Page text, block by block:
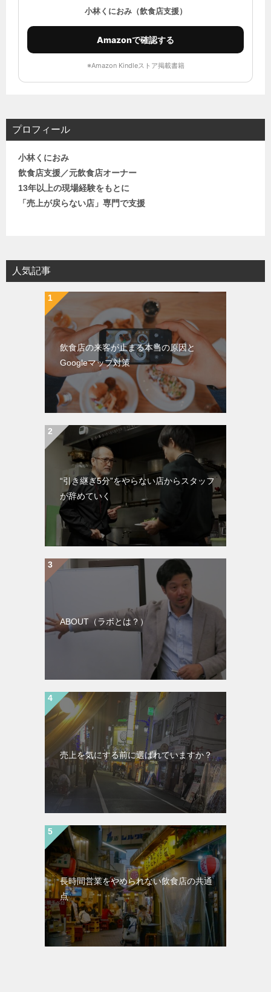
小林くにおみ（飲食店支援）
Amazonで確認する
※Amazon Kindleストア掲載書籍
プロフィール
小林くにおみ
飲食店支援／元飲食店オーナー
13年以上の現場経験をもとに
「売上が戻らない店」専門で支援
人気記事
飲食店の来客が止まる本当の原因と
Googleマップ対策
“引き継ぎ5分”をやらない店からスタッフ
が辞めていく
ABOUT（ラボとは？）
売上を気にする前に選ばれていますか？
長時間営業をやめられない飲食店の共通
点